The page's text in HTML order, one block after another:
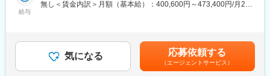
・決算短信・有価証券報告書等の開示書類（日英）の作成
・監査法人・顧問税理士との窓口
・資金調達及びキャッシュマネジメント
給与
無し＜賃金内訳＞月額（基本給）：400,600円～473,400円/月20
り、選考を通じて上下する可能性があります。月給(月額)は固定手
当を含めた表記です。
気になる 応募依頼する
（エージェントサービス）